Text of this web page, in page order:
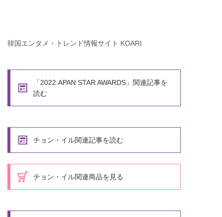
韓国エンタメ・トレンド情報サイト KOARI
「2022 APAN STAR AWARDS」関連記事を
読む
チョン・イル関連記事を読む
チョン・イル関連商品を見る